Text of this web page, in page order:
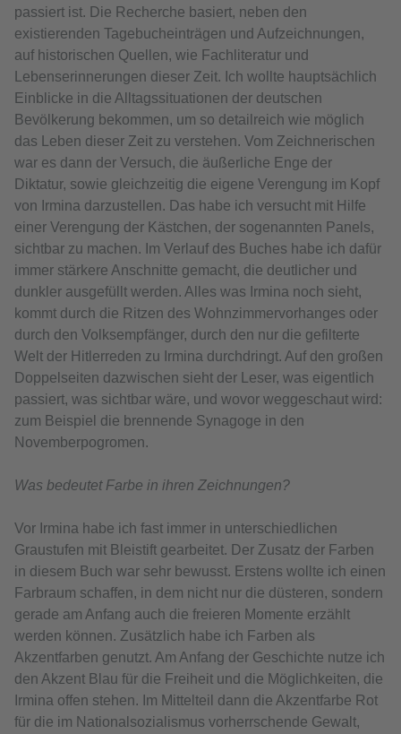
passiert ist. Die Recherche basiert, neben den
existierenden Tagebucheinträgen und Aufzeichnungen,
auf historischen Quellen, wie Fachliteratur und
Lebenserinnerungen dieser Zeit. Ich wollte hauptsächlich
Einblicke in die Alltagssituationen der deutschen
Bevölkerung bekommen, um so detailreich wie möglich
das Leben dieser Zeit zu verstehen. Vom Zeichnerischen
war es dann der Versuch, die äußerliche Enge der
Diktatur, sowie gleichzeitig die eigene Verengung im Kopf
von Irmina darzustellen. Das habe ich versucht mit Hilfe
einer Verengung der Kästchen, der sogenannten Panels,
sichtbar zu machen. Im Verlauf des Buches habe ich dafür
immer stärkere Anschnitte gemacht, die deutlicher und
dunkler ausgefüllt werden. Alles was Irmina noch sieht,
kommt durch die Ritzen des Wohnzimmervorhanges oder
durch den Volksempfänger, durch den nur die gefilterte
Welt der Hitlerreden zu Irmina durchdringt. Auf den großen
Doppelseiten dazwischen sieht der Leser, was eigentlich
passiert, was sichtbar wäre, und wovor weggeschaut wird:
zum Beispiel die brennende Synagoge in den
Novemberpogromen.
Was bedeutet Farbe in ihren Zeichnungen?
Vor Irmina habe ich fast immer in unterschiedlichen
Graustufen mit Bleistift gearbeitet. Der Zusatz der Farben
in diesem Buch war sehr bewusst. Erstens wollte ich einen
Farbraum schaffen, in dem nicht nur die düsteren, sondern
gerade am Anfang auch die freieren Momente erzählt
werden können. Zusätzlich habe ich Farben als
Akzentfarben genutzt. Am Anfang der Geschichte nutze ich
den Akzent Blau für die Freiheit und die Möglichkeiten, die
Irmina offen stehen. Im Mittelteil dann die Akzentfarbe Rot
für die im Nationalsozialismus vorherrschende Gewalt,